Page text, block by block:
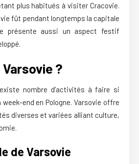
plus habitués à visiter Cracovie.
fût pendant longtemps la capitale
présente aussi un aspect festif
?
nombre d’activités à faire si
week-end en Pologne. Varsovie offre
diverses et variées alliant culture,
de Varsovie